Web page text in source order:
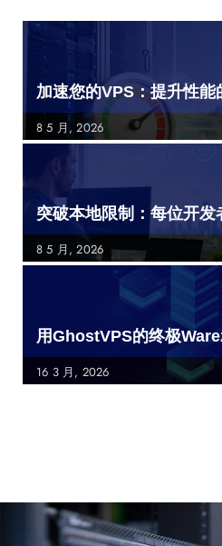
加速您的VPS：提升性能
8 5 月, 2026
突破本地限制：每位开
8 5 月, 2026
用GhostVPS的终极
16 3 月, 2026